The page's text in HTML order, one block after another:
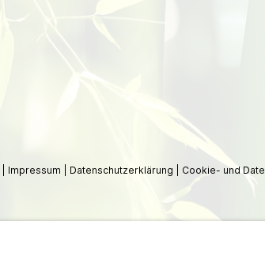
Impressum Datenschutzerklärung Cookie- und